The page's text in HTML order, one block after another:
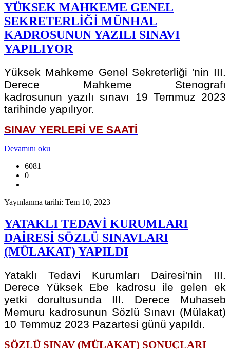
YÜKSEK MAHKEME GENEL
SEKRETERLİĞİ MÜNHAL
KADROSUNUN YAZILI SINAVI
YAPILIYOR
Yüksek Mahkeme Genel Sekreterliği 'nin III.
Derece Mahkeme Stenografı
kadrosunun yazılı sınavı 19 Temmuz 2023
tarihinde yapılıyor.
SINAV YERLERİ VE SAATİ
Devamını oku
6081
0
Yayınlanma tarihi: Tem 10, 2023
YATAKLI TEDAVİ KURUMLARI
DAİRESİ SÖZLÜ SINAVLARI
(MÜLAKAT) YAPILDI
Yataklı Tedavi Kurumları Dairesi'nin III.
Derece Yüksek Ebe kadrosu ile gelen ek
yetki dorultusunda III. Derece Muhaseb
Memuru kadrosunun Sözlü Sınavı (Mülakat)
10 Temmuz 2023 Pazartesi günü yapıldı.
SÖZLÜ SINAV (MÜLAKAT) SONUÇLARI